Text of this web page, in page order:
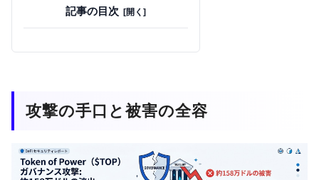
記事の目次
攻撃の手口と被害の全容